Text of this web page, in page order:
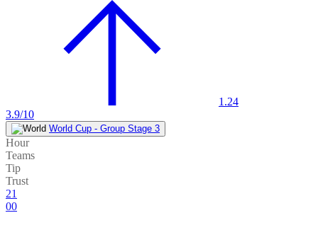
1.24
3.9/10
World Cup - Group Stage 3
Hour
Teams
Tip
Trust
21
00